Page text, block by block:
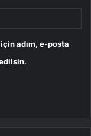
adım, e-posta